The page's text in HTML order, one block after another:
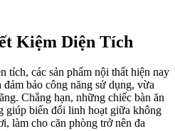
Kiệm Diện Tích
tích, các sản phẩm nội thất hiện nay
bảo công năng sử dụng, vừa
Chẳng hạn, những chiếc bàn ăn
giúp biến đổi linh hoạt giữa không
làm cho căn phòng trở nên đa